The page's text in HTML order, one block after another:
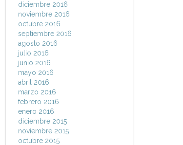
diciembre 2016
noviembre 2016
octubre 2016
septiembre 2016
agosto 2016
julio 2016
junio 2016
mayo 2016
abril 2016
marzo 2016
febrero 2016
enero 2016
diciembre 2015
noviembre 2015
octubre 2015